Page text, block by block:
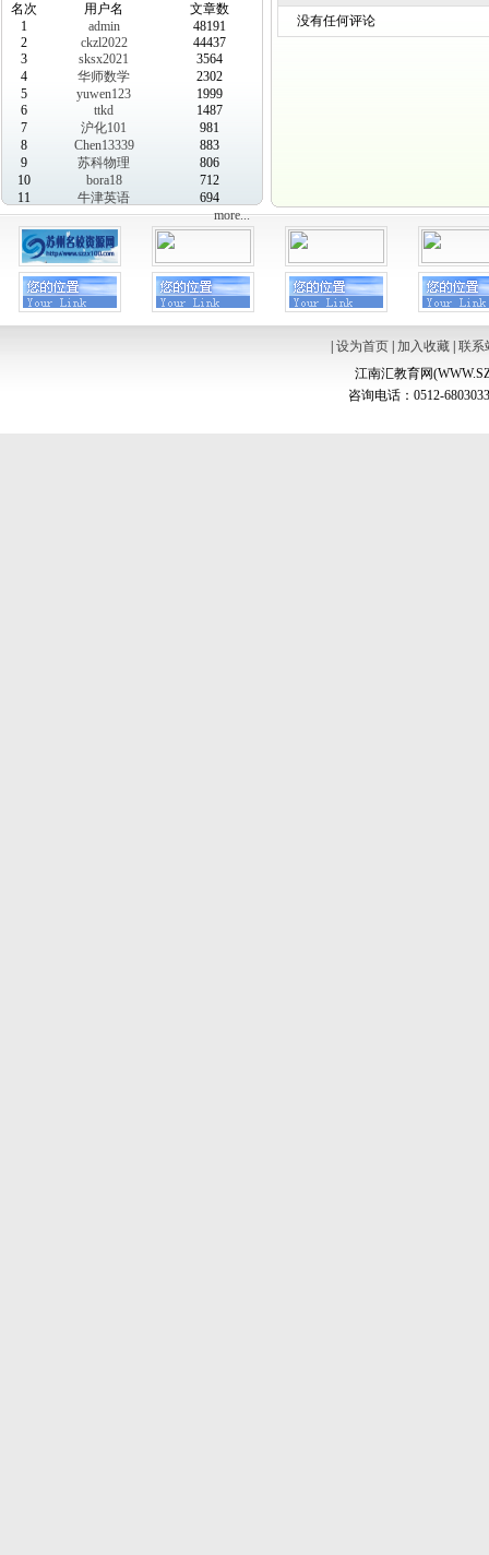
名次 用户名
文章数
1
admin
48191
2
ckzl2022
44437
3
sksx2021
3564
4
华师数学
2302
5
yuwen123
1999
6
ttkd
1487
7
沪化101
981
8
Chen13339
883
9
苏科物理
806
10
bora18
712
11
牛津英语
694
more...
没有任何评论
设为首页| 加入收藏| 联系
江南汇教育网
咨询电话：0512-